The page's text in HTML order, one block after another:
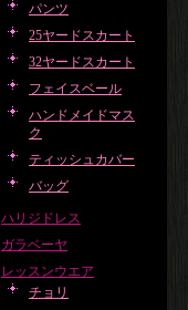
パンツ
25ヤードスカート
32ヤードスカート
フェイスベール
ハンドメイドマス
ク
ティッシュカバー
バッグ
ハリジドレス
ガラベーヤ
レッスンウエア
チョリ